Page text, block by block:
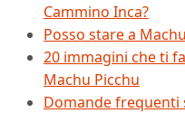
Cammino Inca?
Posso stare a
20 immagini che ti
Machu Picchu
Domande frequenti